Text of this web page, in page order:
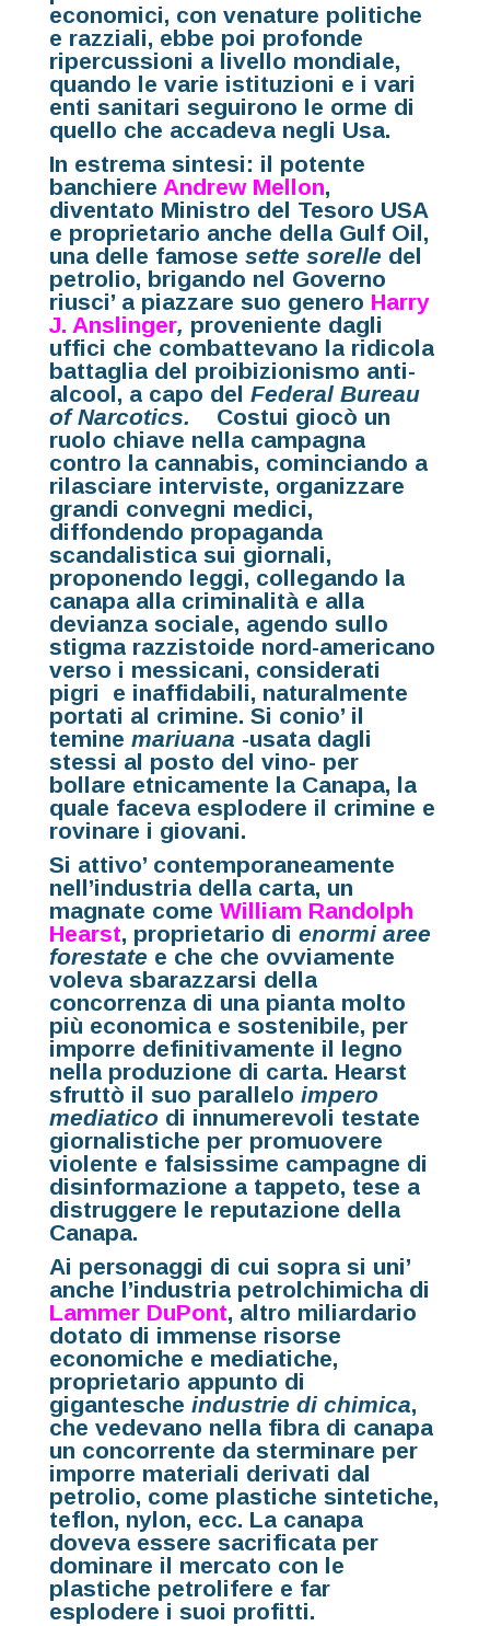
economici, con venature politiche
e razziali, ebbe poi profonde
ripercussioni a livello mondiale,
quando le varie istituzioni e i vari
enti sanitari seguirono le orme di
quello che accadeva negli Usa.
In estrema sintesi: il potente
banchiere Andrew Mellon,
diventato Ministro del Tesoro USA
e proprietario anche della Gulf Oil,
una delle famose sette sorelle del
petrolio, brigando nel Governo
riusci’ a piazzare suo genero Harry
J. Anslinger, proveniente dagli
uffici che combattevano la ridicola
battaglia del proibizionismo anti-
alcool, a capo del Federal Bureau
of Narcotics. Costui giocò un
ruolo chiave nella campagna
contro la cannabis, cominciando a
rilasciare interviste, organizzare
grandi convegni medici,
diffondendo propaganda
scandalistica sui giornali,
proponendo leggi, collegando la
canapa alla criminalità e alla
devianza sociale, agendo sullo
stigma razzistoide nord-americano
verso i messicani, considerati
pigri e inaffidabili, naturalmente
portati al crimine. Si conio’ il
temine mariuana -usata dagli
stessi al posto del vino- per
bollare etnicamente la Canapa, la
quale faceva esplodere il crimine e
rovinare i giovani.
Si attivo’ contemporaneamente
nell’industria della carta, un
magnate come William Randolph
Hearst, proprietario di enormi aree
forestate e che che ovviamente
voleva sbarazzarsi della
concorrenza di una pianta molto
più economica e sostenibile, per
imporre definitivamente il legno
nella produzione di carta. Hearst
sfruttò il suo parallelo impero
mediaticodi innumerevoli testate
giornalistiche per promuovere
violente e falsissime campagne di
disinformazione a tappeto, tese a
distruggere le reputazione della
Canapa.
Ai personaggi di cui sopra si uni’
anche l’industria petrolchimicha di
Lammer DuPont, altro miliardario
dotato di immense risorse
economiche e mediatiche,
proprietario appunto di
gigantesche industrie di chimica,
che vedevano nella fibra di canapa
un concorrente da sterminare per
imporre materiali derivati dal
petrolio, come plastiche sintetiche,
teflon, nylon, ecc. La canapa
doveva essere sacrificata per
dominare il mercato con le
plastiche petrolifere e far
esplodere i suoi profitti.